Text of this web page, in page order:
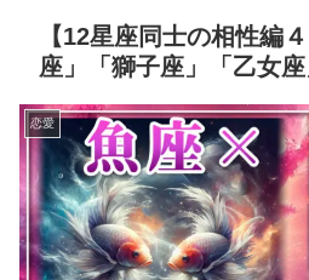
【12星座同士の相性編
座」「獅子座」「乙女座
恋愛